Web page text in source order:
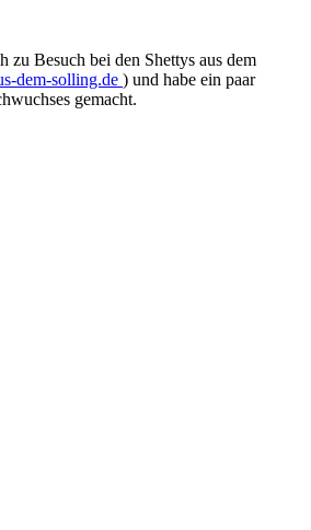
zu Besuch bei den Shettys aus dem
dem-solling.de ) und habe ein paar
gemacht.